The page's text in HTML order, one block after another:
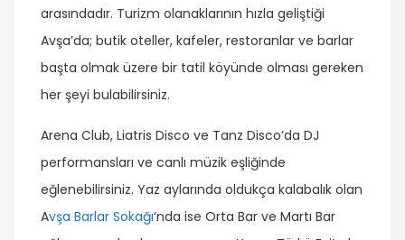
arasındadır. Turizm olanaklarının hızla geliştiği
Avşa’da; butik oteller, kafeler, restoranlar ve barlar
başta olmak üzere bir tatil köyünde olması gereken
her şeyi bulabilirsiniz.
Arena Club, Liatris Disco ve Tanz Disco’da DJ
performansları ve canlı müzik eşliğinde
eğlenebilirsiniz. Yaz aylarında oldukça kalabalık olan
Avşa Barlar Sokağı‘nda ise Orta Bar ve Martı Bar